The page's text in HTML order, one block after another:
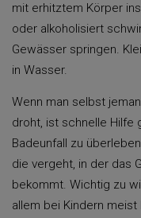
mit erhitztem Körper
oder alkoholisiert
Gewässer springen.
in Wasser.
Wenn man selbst
droht, ist schnelle Hilfe
Badeunfall zu
die vergeht, in der das
bekommt. Wichtig zu
allem bei Kindern